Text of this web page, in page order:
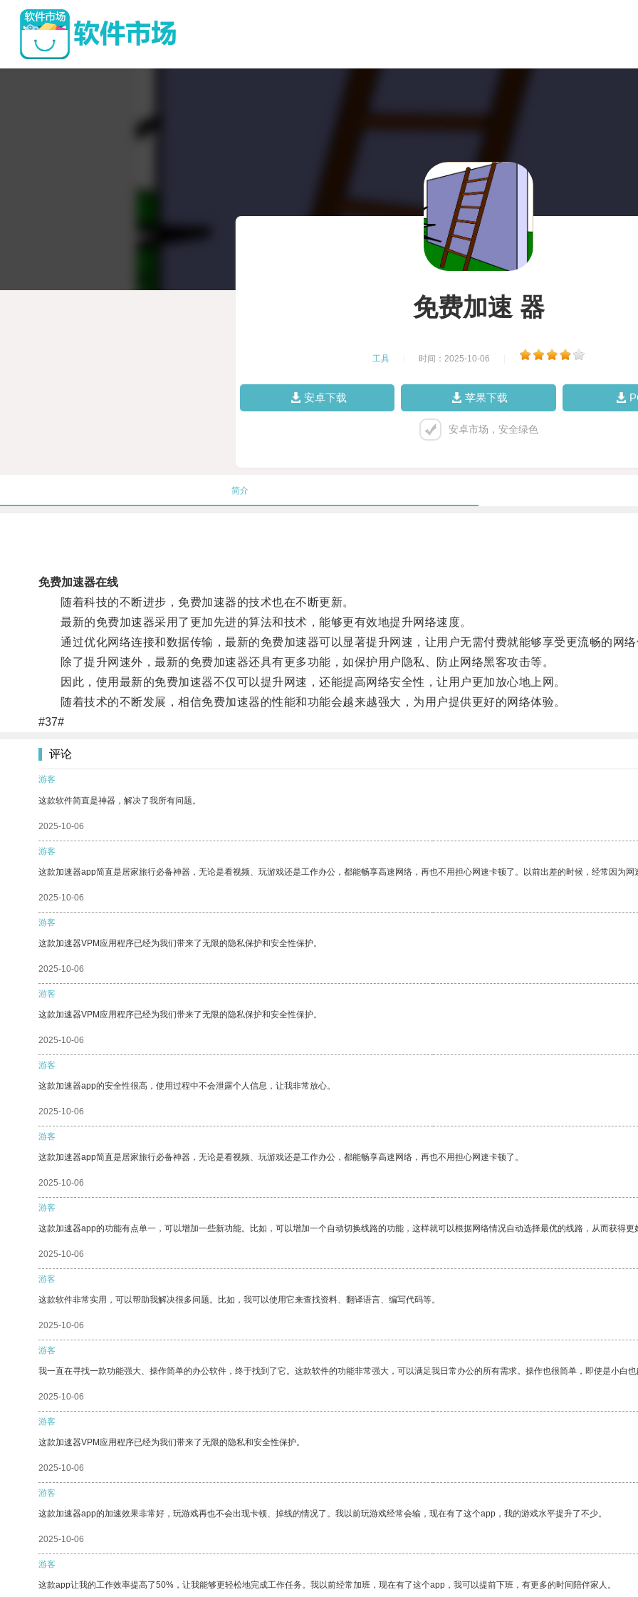
免费加速 器
工具 时间：2025-10-06
安卓下载 苹果下载
安卓市场，安全绿色
简介
免费加速器在线
随着科技的不断进步，免费加速器的技术也在不断更新。
最新的免费加速器采用了更加先进的算法和技术，能够更有效地提升网络速度。
通过优化网络连接和数据传输，最新的免费加速器可以显著提升网速，让用户无需付费就能够享受更流畅的网络
除了提升网速外，最新的免费加速器还具有更多功能，如保护用户隐私、防止网络黑客攻击等。
因此，使用最新的免费加速器不仅可以提升网速，还能提高网络安全性，让用户更加放心地上网。
随着技术的不断发展，相信免费加速器的性能和功能会越来越强大，为用户提供更好的网络体验。
#37#
评论
游客
这款软件简直是神器，解决了我所有问题。
2025-10-06
游客
这款加速器app简直是居家旅行必备神器，无论是看视频、玩游戏还是工作办公，都能畅享高速网络，再也不用担心网速卡顿了。以前出差的时候，经常因为
2025-10-06
游客
这款加速器VPM应用程序已经为我们带来了无限的隐私保护和安全性保护。
2025-10-06
游客
这款加速器VPM应用程序已经为我们带来了无限的隐私保护和安全性保护。
2025-10-06
游客
这款加速器app的安全性很高，使用过程中不会泄露个人信息，让我非常放心。
2025-10-06
游客
这款加速器app简直是居家旅行必备神器，无论是看视频、玩游戏还是工作办公，都能畅享高速网络，再也不用担心网速卡顿了。
2025-10-06
游客
这款加速器app的功能有点单一，可以增加一些新功能。比如，可以增加一个自动切换线路的功能，这样就可以根据网络情况自动选择最优的线路，从而获得更
2025-10-06
游客
这款软件非常实用，可以帮助我解决很多问题。比如，我可以使用它来查找资料、翻译语言、编写代码等。
2025-10-06
游客
我一直在寻找一款功能强大、操作简单的办公软件，终于找到了它。这款软件的功能非常强大，可以满足我日常办公的所有需求。操作也很简单，即使是小白也
2025-10-06
游客
这款加速器VPM应用程序已经为我们带来了无限的隐私和安全性保护。
2025-10-06
游客
这款加速器app的加速效果非常好，玩游戏再也不会出现卡顿、掉线的情况了。我以前玩游戏经常会输，现在有了这个app，我的游戏水平提升了不少。
2025-10-06
游客
这款app让我的工作效率提高了50%，让我能够更轻松地完成工作任务。我以前经常加班，现在有了这个app，我可以提前下班，有更多的时间陪伴家人。